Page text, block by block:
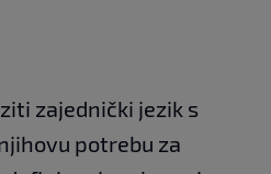
zajednički jezik s
potrebu za